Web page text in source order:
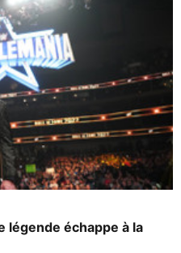
légende échappe à la